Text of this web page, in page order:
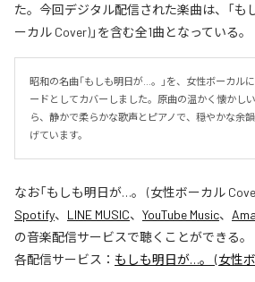
た。今回デジタル配信された楽曲は、「も
ーカル Cover)」を含む全1曲となっている。
昭和の名曲「もしも明日が…。」を、女性ボーカル
ードとしてカバーしました。原曲の温かく懐かし
ら、静かで柔らかな歌声とピアノで、穏やかな余
げています。
なお「もしも明日が…。 (女性ボーカル
Spotify、 LINE MUSIC、 YouTube Music、
の音楽配信サービスで聴くことができる。
各配信サービス： もしも明日が…。 (女性